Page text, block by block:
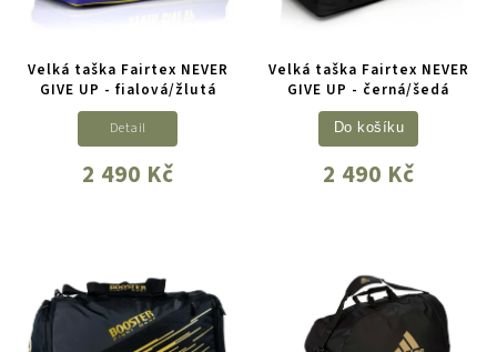
Velká taška Fairtex NEVER
GIVE UP - fialová/žlutá
2 490 Kč
Detail
Velká taška Fairtex NEVER
GIVE UP - černá/šedá
2 490 Kč
Do košíku